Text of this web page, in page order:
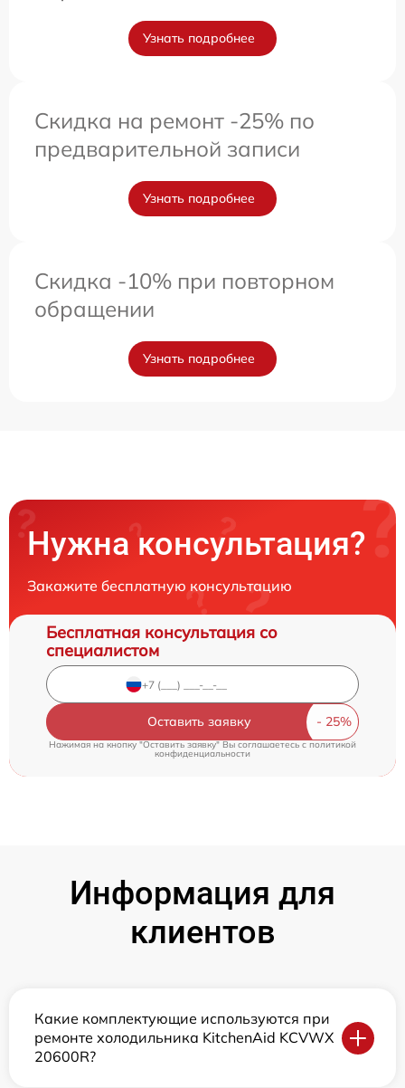
Узнать подробнее
Скидка на ремонт -25% по
предварительной записи
Узнать подробнее
Скидка -10% при повторном
обращении
Узнать подробнее
Нужна консультация?
Закажите бесплатную консультацию
Бесплатная консультация со
специалистом
Оставить заявку
Нажимая на кнопку "Оставить заявку" Вы соглашаетесь cполитикой
конфиденциальности
Информация для
клиентов
Какие комплектующие используются при
ремонте холодильника KitchenAid KCVWX
20600R?